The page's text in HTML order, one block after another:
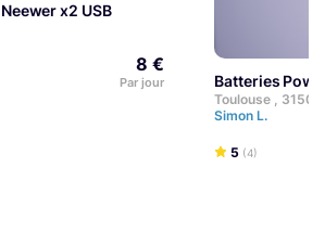
Neewer x2 USB
8 €
Par jour Batteries
Toulouse , 31500
Simon L.
5 (4)